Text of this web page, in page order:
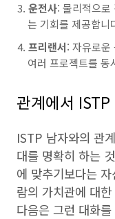
운전사: 물리적으로
는 기회를 제공합니
프리랜서: 자유로
여러 프로젝트를 동
관계에서
ISTP 남자와의 관
대를 명확히 하는
에 맞추기보다는
람의 가치관에 대
다음은 그런 대화